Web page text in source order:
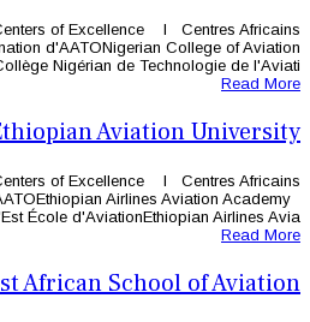
AATO African Training Centers
d'Excellence en Formation
Technology, Zaria l Collège
AATO African Training Centers
d'Excellence en Formation
l Afrique de l'Est École
East